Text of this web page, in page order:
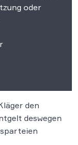
oder
den
deswegen